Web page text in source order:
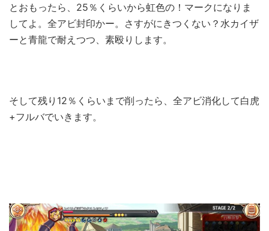
とおもったら、25％くらいから虹色の！マークになりま
してよ。全アビ封印かー。さすがにきつくない？水カイザ
ーと青龍で耐えつつ、素殴りします。
そして残り12％くらいまで削ったら、全アビ消化して白虎
+フルバでいきます。